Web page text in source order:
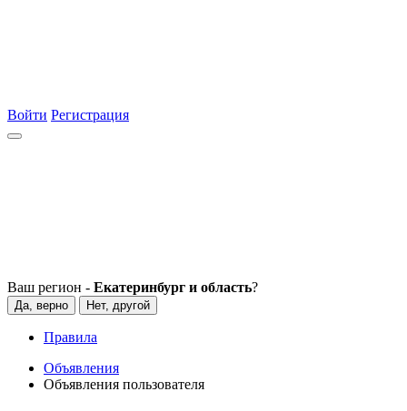
Войти Регистрация
Ваш регион - Екатеринбург и область?
Да, верно Нет, другой
Правила
Объявления
Объявления пользователя